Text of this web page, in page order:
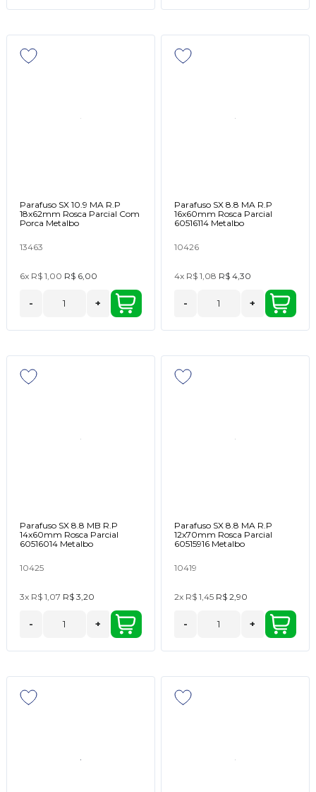
Parafuso SX 10.9 MA R.P
18x62mm Rosca Parcial Com
Porca Metalbo
13463
6x R$ 1,00 R$ 6,00
- +
Parafuso SX 8.8 MA R.P
16x60mm Rosca Parcial
60516114 Metalbo
10426
4x R$ 1,08 R$ 4,30
- +
Parafuso SX 8.8 MB R.P
14x60mm Rosca Parcial
60516014 Metalbo
10425
3x R$ 1,07 R$ 3,20
- +
Parafuso SX 8.8 MA R.P
12x70mm Rosca Parcial
60515916 Metalbo
10419
2x R$ 1,45 R$ 2,90
- +